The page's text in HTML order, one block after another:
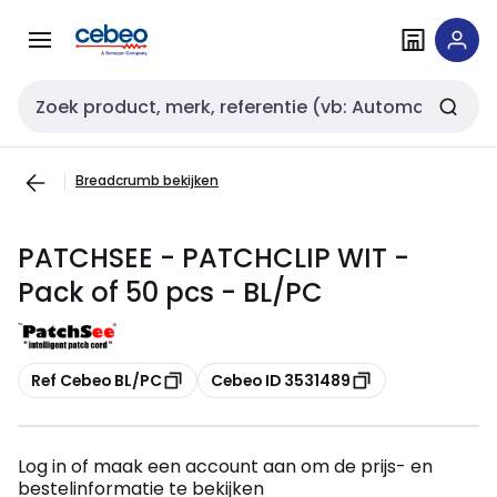
naar
naar
Zoekveld invoer
Breadcrumb bekijken
PATCHSEE - PATCHCLIP WIT -
Pack of 50 pcs - BL/PC
Kopiëren
Ref Cebeo BL/PC Kopiëren
Cebeo ID 3531489
Log in of maak een account aan om de prijs- en
bestelinformatie te bekijken